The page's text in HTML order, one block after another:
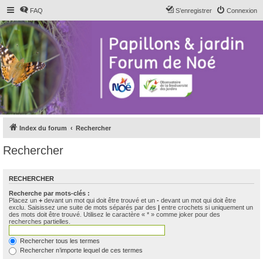
FAQ Connexion
S’enregistrer
Index du forum Rechercher
Rechercher
RECHERCHER
Recherche par mots-clés :
Placez un + devant un mot qui doit être trouvé et un - devant un mot qui doit être
exclu. Saisissez une suite de mots séparés par des | entre crochets si uniquement un
des mots doit être trouvé. Utilisez le caractère « * » comme joker pour des
recherches partielles.
Rechercher tous les termes
Rechercher n’importe lequel de ces termes